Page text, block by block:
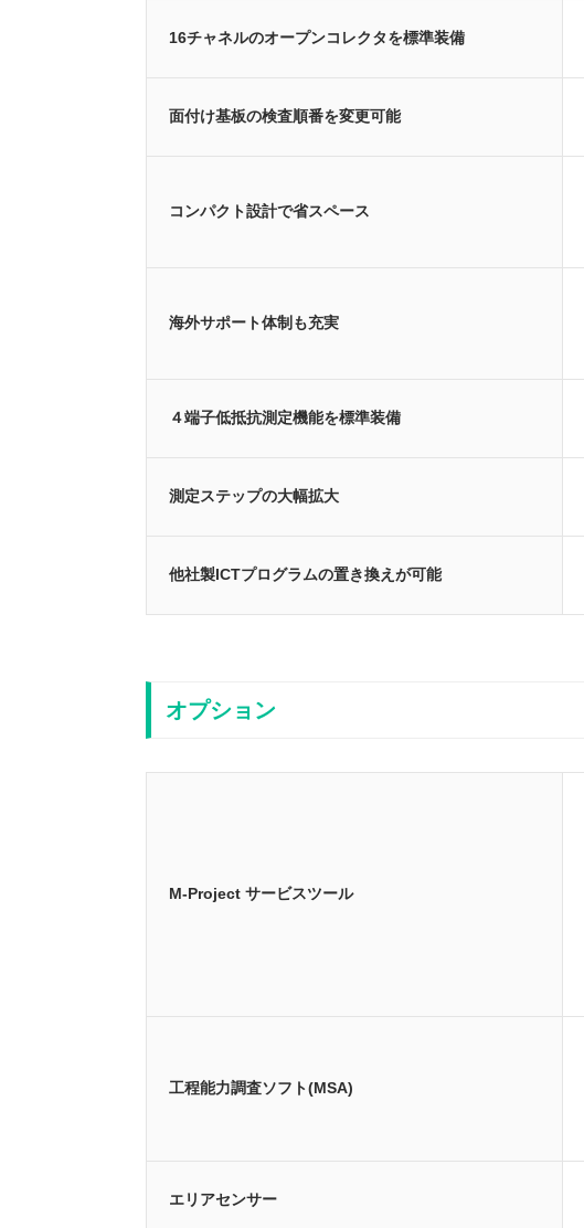
16チャネルのオープンコレクタを標準装備
面付け基板の検査順番を変更可能
コンパクト設計で省スペース
海外サポート体制も充実
４端子低抵抗測定機能を標準装備
測定ステップの大幅拡大
他社製ICTプログラムの置き換えが可能
オプション
M-Project サービスツール
工程能力調査ソフト(MSA)
エリアセンサー